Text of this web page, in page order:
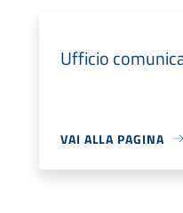
Ufficio
VAI ALLA PAGINA